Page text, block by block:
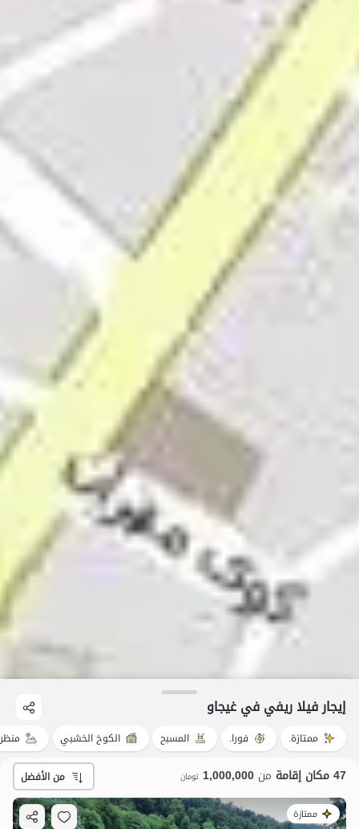
إيجار فيلا ريفي في غیجاو
ممتازة. فورا. المسبح الكوخ الخشبي
47 مكان إقامة من 1,000,000 تومان من الأفضل
ممتازة